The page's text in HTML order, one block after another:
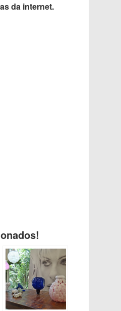
da internet.